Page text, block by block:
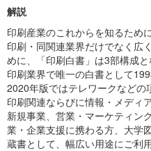
解説
印刷産業のこれからを知るため
印刷・同関連業界だけでなく広
めに、「印刷白書」は3部構成と
印刷業界で唯一の白書として
2020年版ではテレワークなどの
印刷関連ならびに情報・メディ
新規事業、営業・マーケティン
業・企業支援に携わる方、大学
蔵書として、幅広い用途にご利